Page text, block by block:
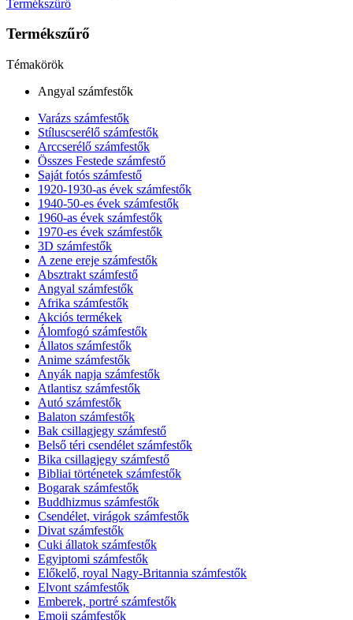
Termékszűrő
Termékszűrő
Témakörök
Angyal számfestők
Varázs számfestők
Stíluscserélő számfestők
Arccserélő számfestők
Összes Festede számfestő
Saját fotós számfestő
1920-1930-as évek számfestők
1940-50-es évek számfestők
1960-as évek számfestők
1970-es évek számfestők
3D számfestők
A zene ereje számfestők
Absztrakt számfestő
Angyal számfestők
Afrika számfestők
Akciós termékek
Álomfogó számfestők
Állatos számfestők
Anime számfestők
Anyák napja számfestők
Atlantisz számfestők
Autó számfestők
Balaton számfestők
Bak csillagjegy számfestő
Belső téri csendélet számfestők
Bika csillagjegy számfestő
Bibliai történetek számfestők
Bogarak számfestők
Buddhizmus számfestők
Csendélet, virágok számfestők
Divat számfestők
Cuki állatok számfestők
Egyiptomi számfestők
Előkelő, royal Nagy-Britannia számfestők
Elvont számfestők
Emberek, portré számfestők
Emoji számfestők